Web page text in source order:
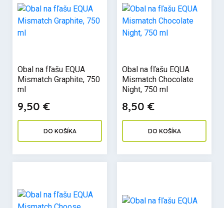
Obal na fľašu EQUA
Mismatch Graphite, 750
ml
9,50 €
DO KOŠÍKA
Obal na fľašu EQUA
Mismatch Chocolate
Night, 750 ml
8,50 €
DO KOŠÍKA